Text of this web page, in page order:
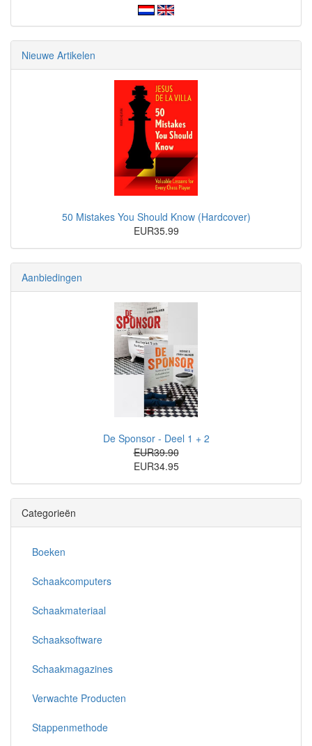
Nieuwe Artikelen
50 Mistakes You Should Know (Hardcover)
EUR35.99
Aanbiedingen
De Sponsor - Deel 1 + 2
EUR39.90
EUR34.95
Categorieën
Boeken
Schaakcomputers
Schaakmateriaal
Schaaksoftware
Schaakmagazines
Verwachte Producten
Stappenmethode